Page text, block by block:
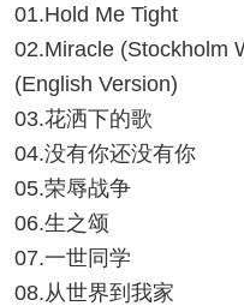
01.Hold Me Tight
02.Miracle (Stockholm
(English Version)
03.花洒下的歌
04.没有你还没有你
05.荣辱战争
06.生之颂
07.一世同学
08.从世界到我家